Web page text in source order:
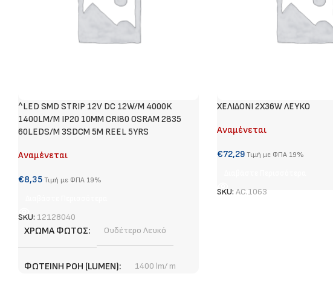
^LED SMD STRIP 12V DC 12W/M 4000K
1400LM/M IP20 10MM CRI80 OSRAM 2835
60LEDS/M 3SDCM 5M REEL 5YRS
Αναμένεται
€8,35 Τιμή με ΦΠΑ 19%
SKU: 12128040
ΧΡΏΜΑ ΦΩΤΌΣ Ουδέτερο Λευκό
ΦΩΤΕΙΝΉ ΡΟΉ (LUMEN) 1400 lm/ m
ΧΕΛΙΔΟΝΙ 2Χ36W ΛΕΥΚΟ
Αναμένεται
€72,29 Τιμή με ΦΠΑ 19%
SKU: AC.1063